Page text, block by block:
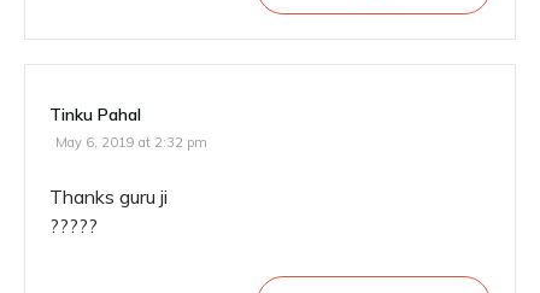
Tinku Pahal
May 6, 2019 at 2:32 pm
Thanks guru ji
?????